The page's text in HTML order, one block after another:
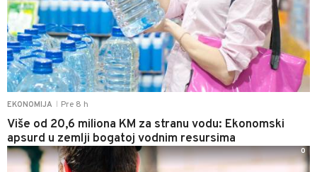
EKONOMIJA Pre 8 h
Više od 20,6 miliona KM za stranu vodu: Ekonomski
apsurd u zemlji bogatoj vodnim resursima
0